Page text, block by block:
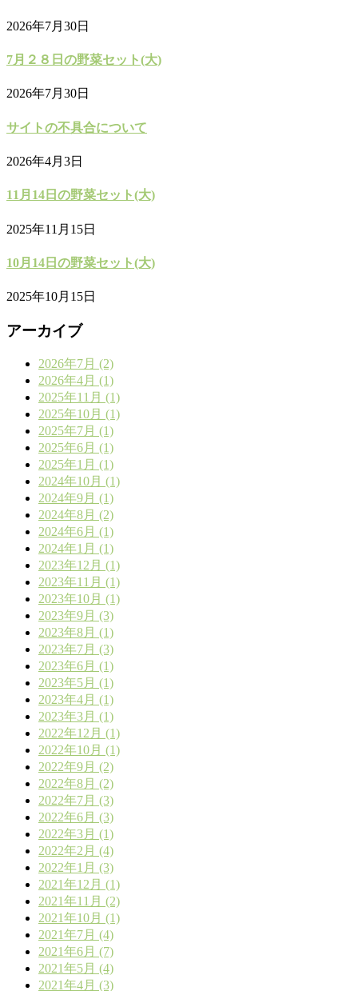
2026年7月30日
7月２８日の野菜セット(大)
2026年7月30日
サイトの不具合について
2026年4月3日
11月14日の野菜セット(大)
2025年11月15日
10月14日の野菜セット(大)
2025年10月15日
アーカイブ
2026年7月 (2)
2026年4月 (1)
2025年11月 (1)
2025年10月 (1)
2025年7月 (1)
2025年6月 (1)
2025年1月 (1)
2024年10月 (1)
2024年9月 (1)
2024年8月 (2)
2024年6月 (1)
2024年1月 (1)
2023年12月 (1)
2023年11月 (1)
2023年10月 (1)
2023年9月 (3)
2023年8月 (1)
2023年7月 (3)
2023年6月 (1)
2023年5月 (1)
2023年4月 (1)
2023年3月 (1)
2022年12月 (1)
2022年10月 (1)
2022年9月 (2)
2022年8月 (2)
2022年7月 (3)
2022年6月 (3)
2022年3月 (1)
2022年2月 (4)
2022年1月 (3)
2021年12月 (1)
2021年11月 (2)
2021年10月 (1)
2021年7月 (4)
2021年6月 (7)
2021年5月 (4)
2021年4月 (3)